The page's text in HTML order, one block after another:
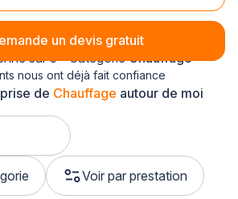
un devis gratuit
de Chauffage autour de moi
Voir par prestation
sur 5 - CatégorieChauffage
nous ont déjà fait confiance